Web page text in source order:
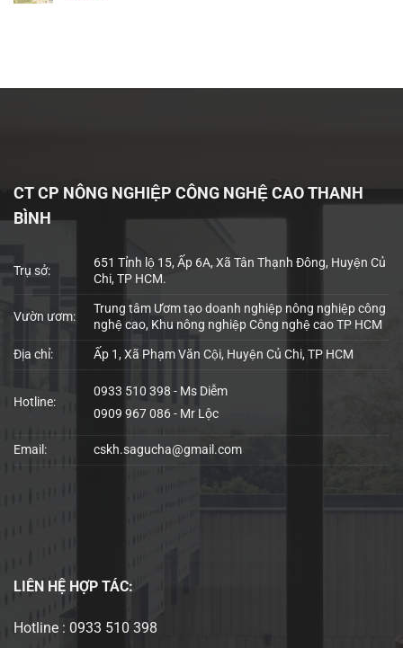
CT CP NÔNG NGHIỆP CÔNG NGHỆ CAO THANH
BÌNH
Trụ sở:
651 Tỉnh lộ 15, Ấp 6A, Xã Tân Thạnh Đông, Huyện Củ
Chi, TP HCM.
Vườn ươm:
Trung tâm Ươm tạo doanh nghiệp nông nghiệp công
nghệ cao, Khu nông nghiệp Công nghệ cao TP HCM
Địa chỉ: Ấp 1, Xã Phạm Văn Cội, Huyện Củ Chi, TP HCM
Hotline:
0933 510 398 - Ms Diễm
0909 967 086 - Mr Lộc
Email: cskh.sagucha@gmail.com
LIÊN HỆ HỢP TÁC:
Hotline : 0933 510 398